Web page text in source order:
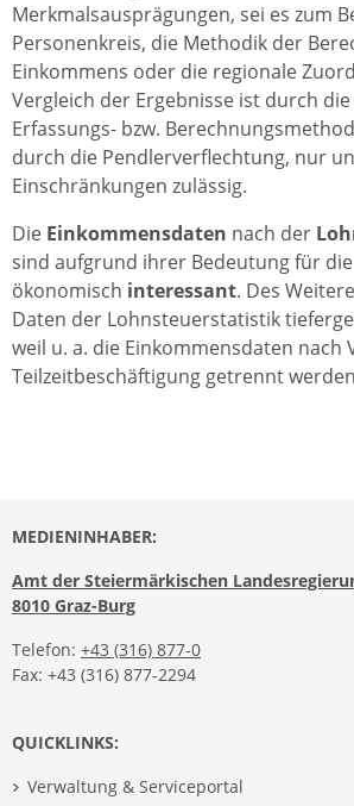
Merkmalsausprägungen, sei es zum
Personenkreis, die Methodik der
Einkommens oder die regionale
Vergleich der Ergebnisse ist durch
Erfassungs- bzw.
durch die Pendlerverflechtung, nur
Einschränkungen zulässig.
Die Einkommensdaten nach der
sind aufgrund ihrer Bedeutung für die
ökonomisch interessant. Des
Daten der Lohnsteuerstatistik
weil u. a. die Einkommensdaten nach
Teilzeitbeschäftigung getrennt
MEDIENINHABER:
Amt der Steiermärkischen
8010 Graz-Burg
Telefon: +43 (316) 877-0
Fax: +43 (316) 877-2294
QUICKLINKS:
Verwaltung & Serviceportal